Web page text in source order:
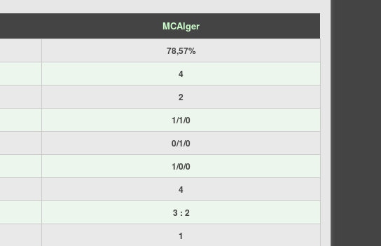
MCAlger
78,57%
4
2
1/1/0
0/1/0
1/0/0
4
3 : 2
1